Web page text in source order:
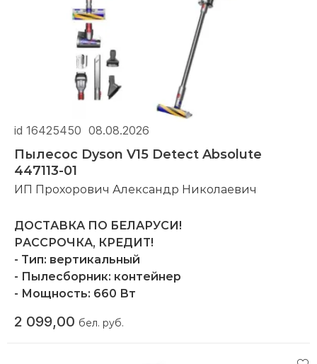
id 16425450 08.08.2026
Пылесос Dyson V15 Detect Absolute
447113-01
ИП Прохорович Александр Николаевич
ДОСТАВКА ПО БЕЛАРУСИ!
РАССРОЧКА, КРЕДИТ!
- Тип: вертикальный
- Пылесборник: контейнер
- Мощность: 660 Вт
фиолетовый
Малмсбери, Уилтшир, СН16 0РП,
2 099,00 бел. руб.